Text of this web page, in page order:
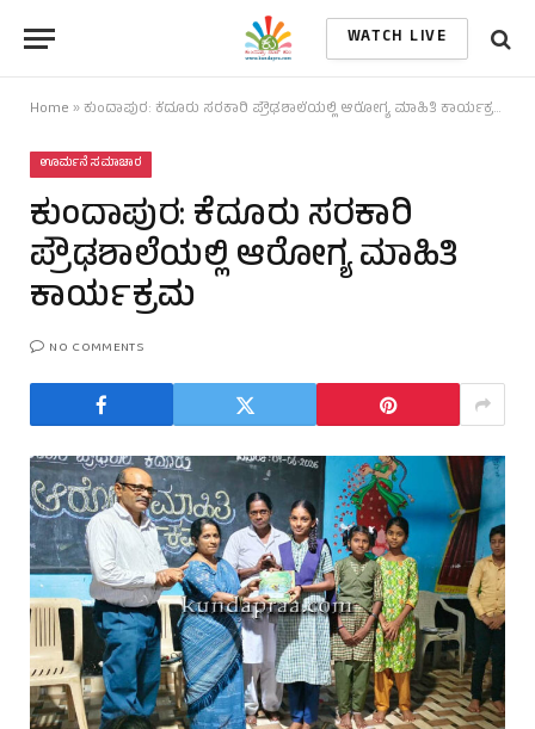
WATCH LIVE
Home »ಕುಂದಾಪುರ: ಕೆದೂರು ಸರಕಾರಿ ಪ್ರೌಢಶಾಲೆಯಲ್ಲಿ ಆರೋಗ್ಯ ಮಾಹಿತಿ ಕಾರ್ಯಕ್ರಮ
ಊರ್ಮನೆ ಸಮಾಚಾರ
ಕುಂದಾಪುರ: ಕೆದೂರು ಸರಕಾರಿ
ಪ್ರೌಢಶಾಲೆಯಲ್ಲಿ ಆರೋಗ್ಯ ಮಾಹಿತಿ
ಕಾರ್ಯಕ್ರಮ
NO COMMENTS